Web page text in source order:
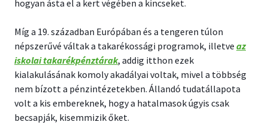
hogyan ásta el a kert végében a kincseket.
Míg a 19. században Európában és a tengeren túlon
népszerűvé váltak a takarékossági programok, illetve az
iskolai takarékpénztárak, addig itthon ezek
kialakulásának komoly akadályai voltak, mivel a többség
nem bízott a pénzintézetekben. Állandó tudatállapota
volt a kis embereknek, hogy a hatalmasok úgyis csak
becsapják, kisemmizik őket.